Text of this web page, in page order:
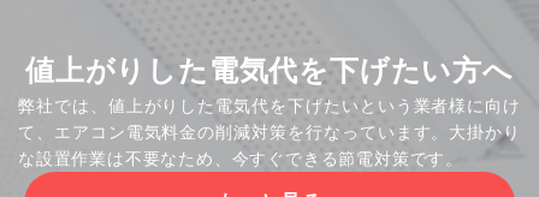
値上がりした電気代を下げたい方へ
弊社では、値上がりした電気代を下げたいという業者様に向け
て、エアコン電気料金の削減対策を行なっています。大掛かり
な設置作業は不要なため、今すぐできる節電対策です。